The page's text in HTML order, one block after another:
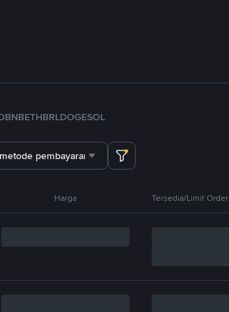
BNBETHBRLDOGESOL
pembayaran
Harga Tersedia/Limit Order